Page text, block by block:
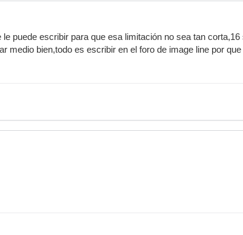
puede escribir para que esa limitación no sea tan
medio bien,todo es escribir en el foro de image line por